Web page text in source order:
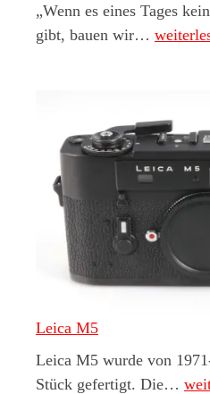
„Wenn es eines Tages
gibt, bauen wir…
Leica M5
Leica M5 wurde von
Stück gefertigt. Die…